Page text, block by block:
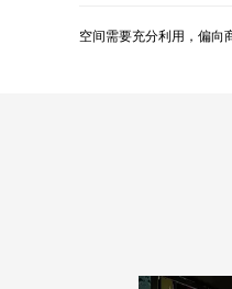
空间需要充分利用，偏向